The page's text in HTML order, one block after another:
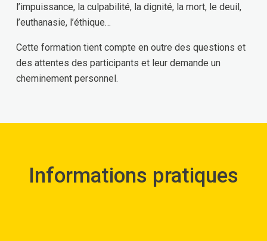
l’impuissance, la culpabilité, la dignité, la mort, le deuil,
l’euthanasie, l’éthique…
Cette formation tient compte en outre des questions et
des attentes des participants et leur demande un
cheminement personnel.
Informations pratiques